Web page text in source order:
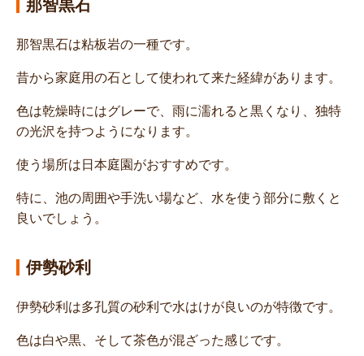
那智黒石
那智黒石は粘板岩の一種です。
昔から家庭用の石として使われて来た経緯があります。
色は乾燥時にはグレーで、雨に濡れると黒くなり、独特
の光沢を持つようになります。
使う場所は日本庭園がおすすめです。
特に、池の周囲や手洗い場など、水を使う部分に敷くと
良いでしょう。
伊勢砂利
伊勢砂利は多孔質の砂利で水はけが良いのが特徴です。
色は白や黒、そして茶色が混ざった感じです。